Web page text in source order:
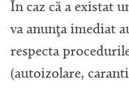
În caz că a existat
va anunţa imediat
respecta
(autoizolare,